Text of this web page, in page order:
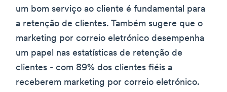
um bom serviço ao cliente é fundamental para
a retenção de clientes. Também sugere que o
marketing por correio eletrónico desempenha
um papel nas estatísticas de retenção de
clientes - com 89% dos clientes fiéis a
receberem marketing por correio eletrónico.